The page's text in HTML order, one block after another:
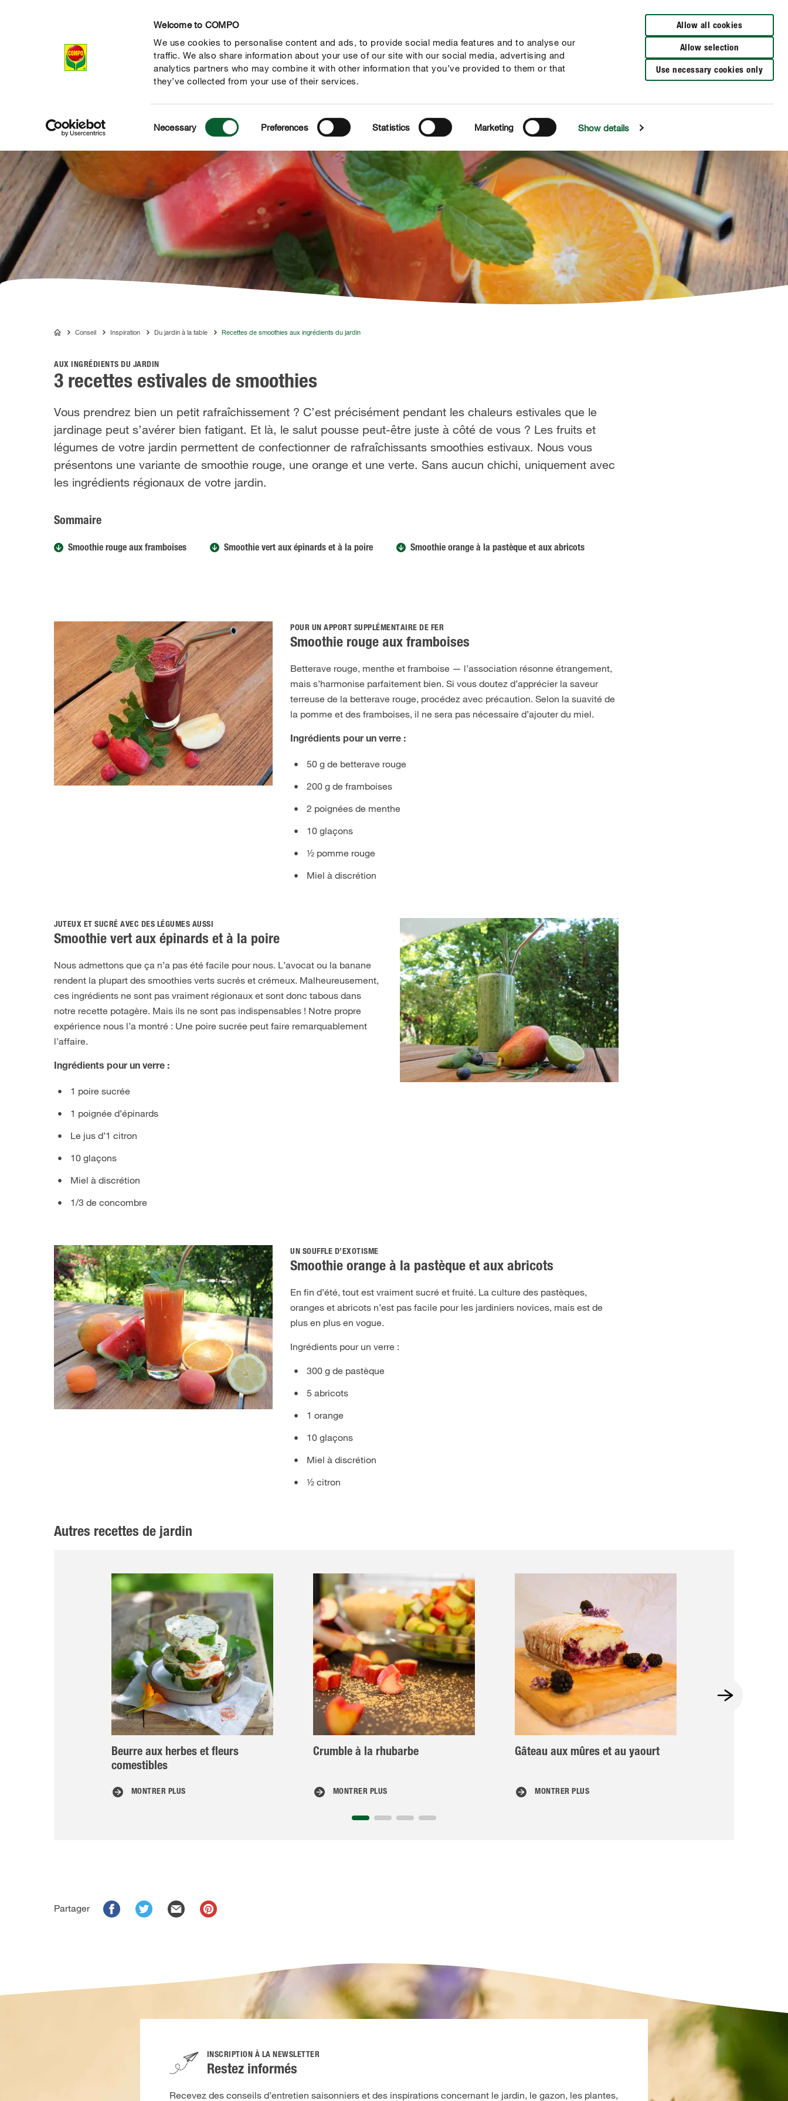
Welcome to COMPO
We use cookies to personalise content and ads, to provide social media features and to analyse our
traffic. We also share information about your use of our site with our social media, advertising and
analytics partners who may combine it with other information that you’ve provided to them or that
they’ve collected from your use of their services.
Selection
Necessary Preferences Statistics Marketing Show details
Allow all cookies
Allow selection
Use necessary cookies only
Distributeurs à proximité
Produits Conseil Thèmes Service Qui sommes-nous?
COMPOConseil Inspiration Du jardin à la table Recettes de smoothies aux ingrédients du jardin
AUX INGRÉDIENTS DU JARDIN
3 recettes estivales de smoothies
Vous prendrez bien un petit rafraîchissement ? C’est précisément pendant les chaleurs estivales que le
jardinage peut s’avérer bien fatigant. Et là, le salut pousse peut-être juste à côté de vous ? Les fruits et
légumes de votre jardin permettent de confectionner de rafraîchissants smoothies estivaux. Nous vous
présentons une variante de smoothie rouge, une orange et une verte. Sans aucun chichi, uniquement avec
les ingrédients régionaux de votre jardin.
Sommaire
Smoothie rouge aux framboises Smoothie vert aux épinards et à la poire Smoothie orange à la pastèque et aux abricots
POUR UN APPORT SUPPLÉMENTAIRE DE FER
Smoothie rouge aux framboises
Betterave rouge, menthe et framboise — l’association résonne étrangement,
mais s’harmonise parfaitement bien. Si vous doutez d’apprécier la saveur
terreuse de la betterave rouge, procédez avec précaution. Selon la suavité de
la pomme et des framboises, il ne sera pas nécessaire d’ajouter du miel.
Ingrédients pour un verre :
50 g de betterave rouge
200 g de framboises
2 poignées de menthe
10 glaçons
½ pomme rouge
Miel à discrétion
JUTEUX ET SUCRÉ AVEC DES LÉGUMES AUSSI
Smoothie vert aux épinards et à la poire
Nous admettons que ça n’a pas été facile pour nous. L’avocat ou la banane
rendent la plupart des smoothies verts sucrés et crémeux. Malheureusement,
ces ingrédients ne sont pas vraiment régionaux et sont donc tabous dans
notre recette potagère. Mais ils ne sont pas indispensables ! Notre propre
expérience nous l’a montré : Une poire sucrée peut faire remarquablement
l’affaire.
Ingrédients pour un verre :
1 poire sucrée
1 poignée d’épinards
Le jus d’1 citron
10 glaçons
Miel à discrétion
1/3 de concombre
UN SOUFFLE D’EXOTISME
Smoothie orange à la pastèque et aux abricots
En fin d’été, tout est vraiment sucré et fruité. La culture des pastèques,
oranges et abricots n’est pas facile pour les jardiniers novices, mais est de
plus en plus en vogue.
Ingrédients pour un verre :
300 g de pastèque
5 abricots
1 orange
10 glaçons
Miel à discrétion
½ citron
Autres recettes de jardin
Beurre aux herbes et fleurs
comestibles
MONTRER PLUS
Crumble à la rhubarbe
MONTRER PLUS
Gâteau aux mûres et au yaourt
MONTRER PLUS
Partager
INSCRIPTION À LA NEWSLETTER
Restez informés
Recevez des conseils d’entretien saisonniers et des inspirations concernant le jardin, le gazon, les plantes,